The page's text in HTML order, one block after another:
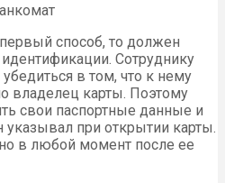
способ, то должен
Сотруднику
в том, что к нему
владелец карты. Поэтому
свои паспортные данные и
при открытии карты.
в любой момент после ее